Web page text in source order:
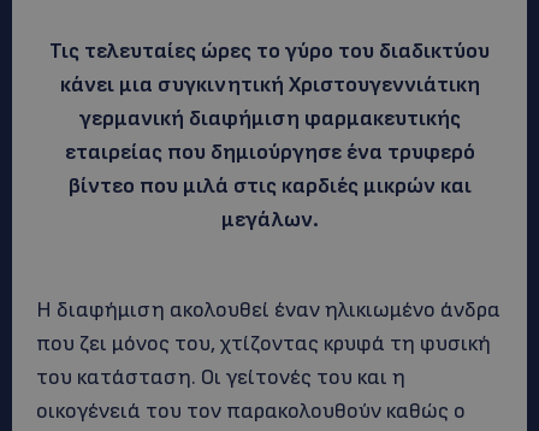
Τις τελευταίες ώρες το γύρο του διαδικτύου
κάνει μια συγκινητική Χριστουγεννιάτικη
γερμανική διαφήμιση φαρμακευτικής
εταιρείας που δημιούργησε ένα τρυφερό
βίντεο που μιλά στις καρδιές μικρών και
μεγάλων.
Η διαφήμιση ακολουθεί έναν ηλικιωμένο άνδρα
που ζει μόνος του, χτίζοντας κρυφά τη φυσική
του κατάσταση. Οι γείτονές του και η
οικογένειά του τον παρακολουθούν καθώς ο